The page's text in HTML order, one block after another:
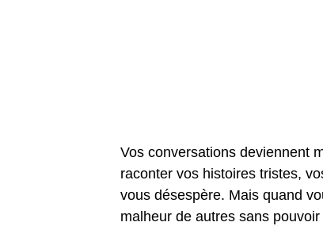
Vos conversations deviennent
raconter vos histoires tristes,
vous désespère. Mais quand
malheur de autres sans